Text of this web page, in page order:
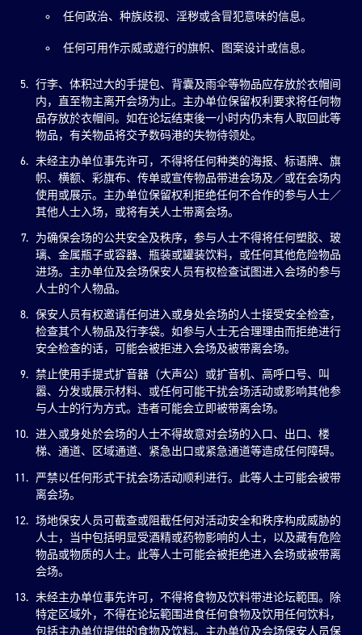
任何政治、种族歧视、淫秽或含冒犯意味的信息。
任何可用作示威或遊行的旗帜、图案设计或信息。
行李、体积过大的手提包、背囊及雨伞等物品应存放於衣帽间
内，直至物主离开会场为止。主办单位保留权利要求将任何物
品存放於衣帽间。如在论坛结束後一小时内仍未有人取回此等
物品，有关物品将交予数码港的失物待领处。
未经主办单位事先许可，不得将任何种类的海报、标语牌、旗
帜、横额、彩旗布、传单或宣传物品带进会场及／或在会场内
使用或展示。主办单位保留权利拒绝任何不合作的参与人士／
其他人士入场，或将有关人士带离会场。
为确保会场的公共安全及秩序，参与人士不得将任何塑胶、玻
璃、金属瓶子或容器、瓶装或罐装饮料，或任何其他危险物品
进场。主办单位及会场保安人员有权检查试图进入会场的参与
人士的个人物品。
保安人员有权邀请任何进入或身处会场的人士接受安全检查，
检查其个人物品及行李袋。如参与人士无合理理由而拒绝进行
安全检查的话，可能会被拒进入会场及被带离会场。
禁止使用手提式扩音器（大声公）或扩音机、高呼口号、叫
嚣、分发或展示材料、或任何可能干扰会场活动或影响其他参
与人士的行为方式。违者可能会立即被带离会场。
进入或身处於会场的人士不得故意对会场的入口、出口、楼
梯、通道、区域通道、紧急出口或紧急通道等造成任何障碍。
严禁以任何形式干扰会场活动顺利进行。此等人士可能会被带
离会场。
场地保安人员可截查或阻截任何对活动安全和秩序构成威胁的
人士，当中包括明显受酒精或药物影响的人士，以及藏有危险
物品或物质的人士。此等人士可能会被拒绝进入会场或被带离
会场。
未经主办单位事先许可，不得将食物及饮料带进论坛範围。除
特定区域外，不得在论坛範围进食任何食物及饮用任何饮料，
包括主办单位提供的食物及饮料。主办单位及会场保安人员保